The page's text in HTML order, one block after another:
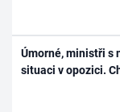
Úmorné, ministři s
situaci v opozici.